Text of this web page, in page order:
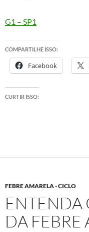
G1 – SP1
COMPARTILHE ISSO:
Facebook
CURTIR ISSO:
FEBRE AMARELA - CICLO
ENTENDA
DA FEBRE